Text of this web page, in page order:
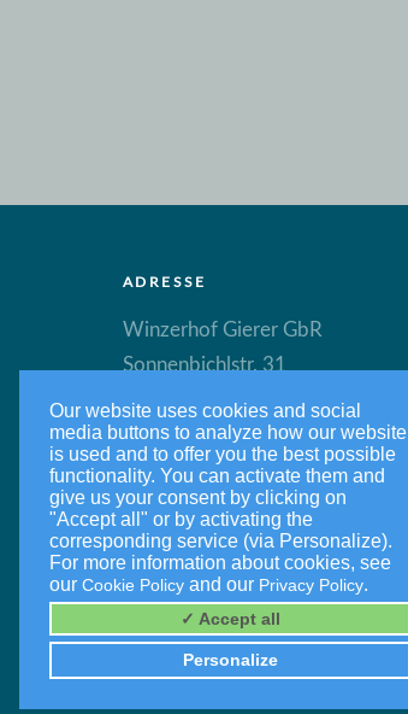
ADRESSE
Winzerhof Gierer GbR
Sonnenbichlstr. 31
88149 Nonnenhorn
Our website uses cookies and social
media buttons to analyze how our website
is used and to offer you the best possible
functionality. You can activate them and
give us your consent by clicking on
"Accept all" or by activating the
corresponding service (via Personalize).
For more information about cookies, see
our Cookie Policy and our Privacy Policy.
✓ Accept all
Personalize